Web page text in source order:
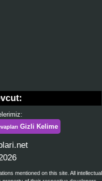
Gizli Kelime
mentioned on this site. All intellectual